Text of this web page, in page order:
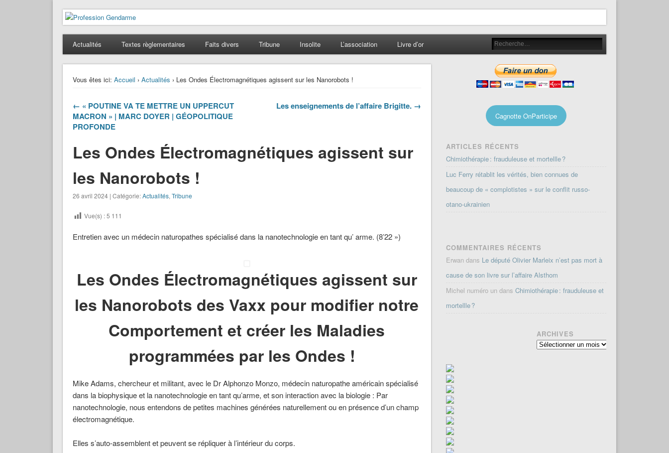
Profession Gendarme
Le journal des gendarmes
Actualités Textes règlementaires Faits divers Tribune Insolite L’association Livre d’or
Vous êtes ici: Accueil › Actualités › Les Ondes Électromagnétiques agissent sur les Nanorobots !
← « POUTINE VA TE METTRE UN UPPERCUT
MACRON » | MARC DOYER | GÉOPOLITIQUE
PROFONDE
Les enseignements de l’affaire Brigitte. →
Les Ondes Électromagnétiques agissent sur
les Nanorobots !
26 avril 2024 | Catégorie:Actualités, Tribune
Vue(s) :5 111
Entretien avec un médecin naturopathes spécialisé dans la nanotechnologie en tant qu’ arme. (8’22 »)
Les Ondes Électromagnétiques agissent sur
les Nanorobots des Vaxx pour modifier notre
Comportement et créer les Maladies
programmées par les Ondes !
Mike Adams, chercheur et militant, avec le Dr Alphonzo Monzo, médecin naturopathe américain spécialisé
dans la biophysique et la nanotechnologie en tant qu’arme, et son interaction avec la biologie : Par
nanotechnologie, nous entendons de petites machines générées naturellement ou en présence d’un champ
électromagnétique.
Elles s’auto-assemblent et peuvent se répliquer à l’intérieur du corps.
Cagnotte OnParticipe
ARTICLES RÉCENTS
Chimiothérapie : frauduleuse et mortellle ?
Luc Ferry rétablit les vérités, bien connues de
beaucoup de « complotistes » sur le conflit russo-
otano-ukrainien
COMMENTAIRES RÉCENTS
Erwan dans Le député Olivier Marleix n’est pas mort à
cause de son livre sur l’affaire Alsthom
Michel numéro un dansChimiothérapie : frauduleuse et
mortellle ?
ARCHIVES
Archives